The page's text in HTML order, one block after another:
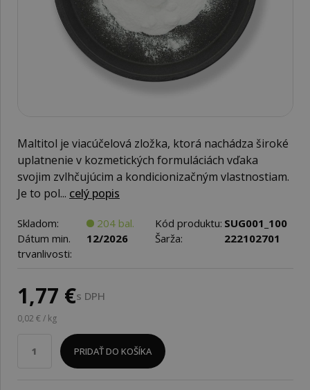
Maltitol je viacúčelová zložka, ktorá nachádza široké
uplatnenie v kozmetických formuláciách vďaka
svojim zvlhčujúcim a kondicionizačným vlastnostiam.
Je to pol... celý popis
Skladom: 204 bal. Kód produktu: SUG001_100
Dátum min.
trvanlivosti:
12/2026 Šarža: 222102701
1,77 €s DPH
0,02 € / kg
PRIDAŤ DO KOŠÍKA